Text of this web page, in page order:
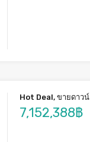
Hot Deal, ขายดาวน์
7,152,388฿